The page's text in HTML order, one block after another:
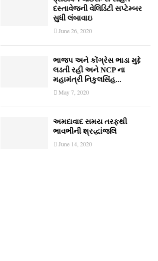
દસ્તાવેજની વેલિડિટી સપ્ટેમ્બર
સુધી લંબાવાઇ
June 26, 2020
ભાજપ અને કોંગ્રેસ ભાડા મુદ્દે
લડતી રહી અને NCP ના
મહામંત્રી નિકુલસિંહ...
May 7, 2020
અમદાવાદ સમય તરફથી
ભાવભીની શ્રદ્ધાંજલિ
June 14, 2020